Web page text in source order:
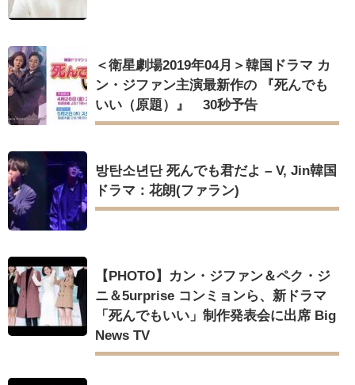
＜衛星劇場2019年04月＞韓国ドラマ カ
ン・ジファン主演最新作の 『死んでも
いい（原題）』 30秒予告
방탄소년단 死んでも君だよ – V, Jin韓国
ドラマ：花朗(ファラン)
【PHOTO】カン・ジファン＆ペク・ジ
ニ＆5urprise コンミョンら、新ドラマ
「死んでもいい」制作発表会に出席 Big
News TV